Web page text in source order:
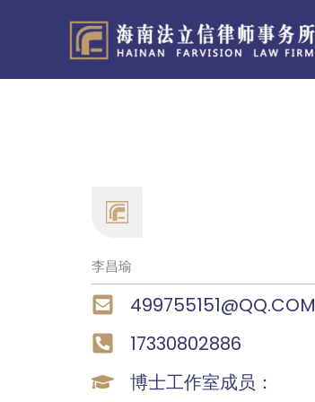
容
李昌瑜
499755151@QQ.COM
17330802886
博士工作室成员：